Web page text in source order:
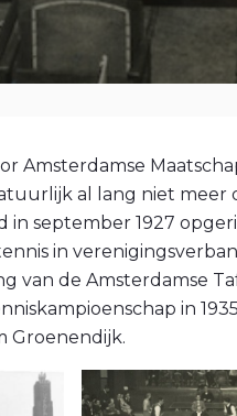
Amsterdamse
al lang niet meer
september 1927
in
van de Amsterdamse
in
Groenendijk.